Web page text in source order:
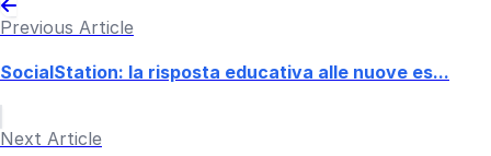
Previous Article
SocialStation: la risposta educativa alle nuove es...
Next Article